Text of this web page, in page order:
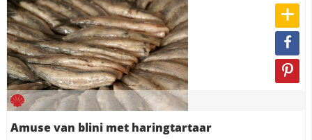
Amuse van blini met haringtartaar